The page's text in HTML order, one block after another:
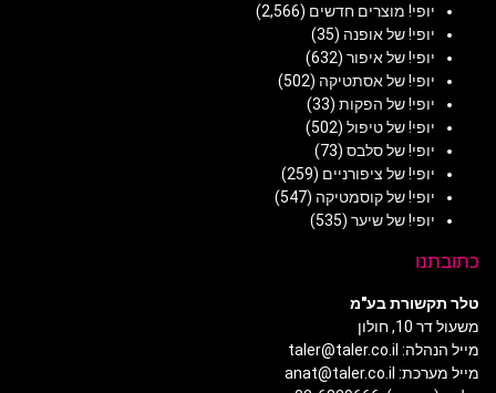
יופי! מוצרים חדשים (2,566)
יופי! של אופנה (35)
יופי! של איפור (632)
יופי! של אסתטיקה (502)
יופי! של הפקות (33)
יופי! של טיפול (502)
יופי! של סלבס (73)
יופי! של ציפורניים (259)
יופי! של קוסמטיקה (547)
יופי! של שיער (535)
כתובתנו
טלר תקשורת בע"מ
משעול דר 10, חולון
מייל הנהלה: taler@taler.co.il
מייל מערכת: anat@taler.co.il